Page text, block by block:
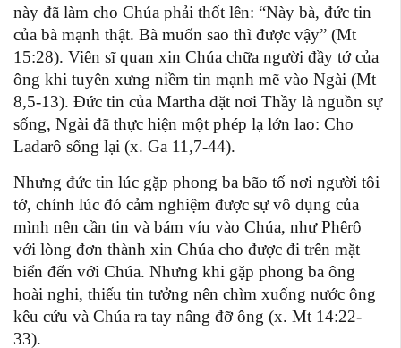
này đã làm cho Chúa phải thốt lên: “Này bà, đức tin
của bà mạnh thật. Bà muốn sao thì được vậy” (Mt
15:28). Viên sĩ quan xin Chúa chữa người đầy tớ của
ông khi tuyên xưng niềm tin mạnh mẽ vào Ngài (Mt
8,5-13). Đức tin của Martha đặt nơi Thầy là nguồn sự
sống, Ngài đã thực hiện một phép lạ lớn lao: Cho
Ladarô sống lại (x. Ga 11,7-44).
Nhưng đức tin lúc gặp phong ba bão tố nơi người tôi
tớ, chính lúc đó cảm nghiệm được sự vô dụng của
mình nên cần tin và bám víu vào Chúa, như Phêrô
với lòng đơn thành xin Chúa cho được đi trên mặt
biển đến với Chúa. Nhưng khi gặp phong ba ông
hoài nghi, thiếu tin tưởng nên chìm xuống nước ông
kêu cứu và Chúa ra tay nâng đỡ ông (x. Mt 14:22-
33).